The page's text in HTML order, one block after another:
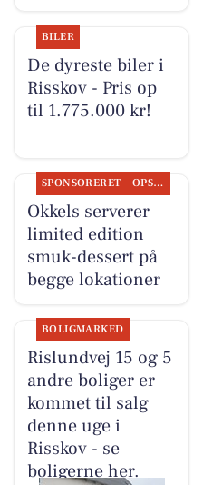
BILER
De dyreste biler i
Risskov - Pris op
til 1.775.000 kr!
SPONSORERET OPSLAGSTAVLEN
Okkels serverer
limited edition
smuk-dessert på
begge lokationer
BOLIGMARKED
Rislundvej 15 og 5
andre boliger er
kommet til salg
denne uge i
Risskov - se
boligerne her.